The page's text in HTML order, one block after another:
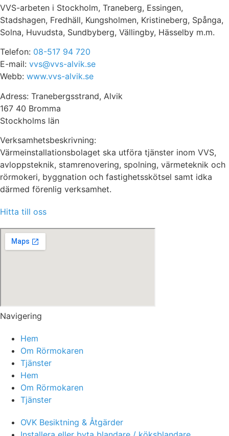
VVS-arbeten i Stockholm, Traneberg, Essingen,
Stadshagen, Fredhäll, Kungsholmen, Kristineberg, Spånga,
Solna, Huvudsta, Sundbyberg, Vällingby, Hässelby m.m.
Telefon: 08-517 94 720
E-mail: vvs@vvs-alvik.se
Webb: www.vvs-alvik.se
Adress: Tranebergsstrand, Alvik
167 40 Bromma
Stockholms län
Verksamhetsbeskrivning:
Värmeinstallationsbolaget ska utföra tjänster inom VVS,
avloppsteknik, stamrenovering, spolning, värmeteknik och
rörmokeri, byggnation och fastighetsskötsel samt idka
därmed förenlig verksamhet.
Hitta till oss
Navigering
Hem
Om Rörmokaren
Tjänster
Hem
Om Rörmokaren
Tjänster
OVK Besiktning & Åtgärder